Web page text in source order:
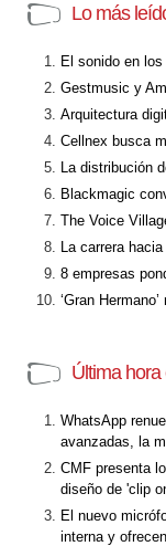
Lo más
El sonido en
Gestmusic y
Arquitectura
Cellnex busca
La distribución
Blackmagic
The Voice
La carrera
8 empresas
‘Gran
Última
WhatsApp
avanzadas, la
CMF presenta
diseño de 'clip
El nuevo
interna y